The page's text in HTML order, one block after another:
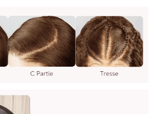
d'une perruque droite, partez du
perruque ou de la tête et mesurez
et ondulées, vous devez lisser les
mesurer. Etirez doucement les cheveux